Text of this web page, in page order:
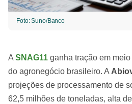
Foto: Suno/Banco
A SNAG11 ganha tração em
do agronegócio brasileiro. A
projeções de processamento de
62,5 milhões de toneladas, alta